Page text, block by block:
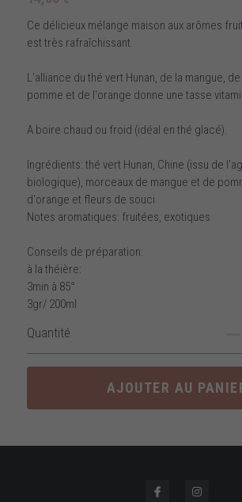
Ce délicieux mélange maison aux arômes
est très rafraîchissant.
L'alliance du thé vert Hunan, de la mangue,
pomme et de l'orange donne une tasse
A boire chaud ou froid (idéal en thé glacé).
Ingrédients: thé vert Hunan, Chine (issu de
biologique), morceaux de mangue et de
d'orange et fleurs de souci
Notes aromatiques: fruitées, exotiques
Conseils de préparation:
à la théière:
3min à 85°
3gr/ 200ml
Quantité
AJOUTER AU